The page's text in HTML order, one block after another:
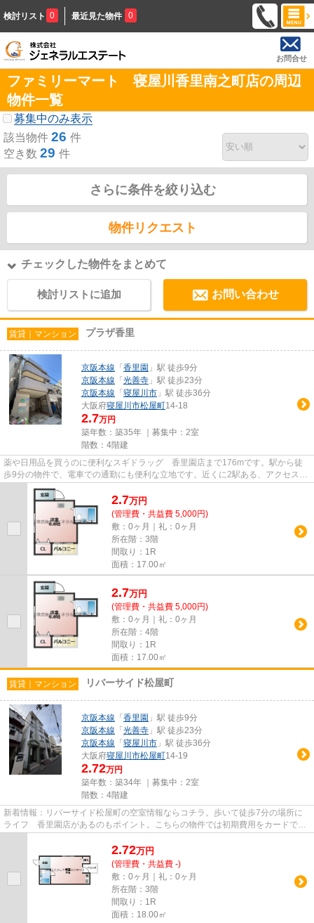
検討リスト 0 最近見た物件 0
お問合せ
ファミリーマート 寝屋川香里南之町店の周辺
物件一覧
募集中のみ表示
該当物件 26 件
空き数 29 件
さらに条件を絞り込む
物件リクエスト
チェックした物件をまとめて
検討リストに追加 お問い合わせ
賃貸｜マンション プラザ香里
京阪本線 「 香里園 」駅 徒歩9分
京阪本線 「 光善寺 」駅 徒歩23分
京阪本線 「 寝屋川市 」駅 徒歩36分
大阪府寝屋川市松屋町14-18
2.7万円
築年数：築35年 ｜募集中： 2室
階数：4階建
薬や日用品を買うのに便利なスギドラッグ 香里園店まで176mです。駅から徒
歩9分の物件で、電車での通勤にも便利な立地です。近くに2駅ある、アクセスが
良い物件です。こちらの物件は...
2.7万円
(管理費・共益費 5,000円)
敷：0ヶ月｜礼：0ヶ月
所在階：3階
間取り：1R
面積：17.00㎡
2.7万円
(管理費・共益費 5,000円)
敷：0ヶ月｜礼：0ヶ月
所在階：4階
間取り：1R
面積：17.00㎡
賃貸｜マンション リバーサイド松屋町
京阪本線 「 香里園 」駅 徒歩9分
京阪本線 「 光善寺 」駅 徒歩23分
京阪本線 「 寝屋川市 」駅 徒歩36分
大阪府寝屋川市松屋町14-19
2.72万円
築年数：築34年 ｜募集中： 2室
階数：4階建
新着情報：リバーサイド松屋町の空室情報ならコチラ。歩いて徒歩7分の場所に
ライフ 香里園店があるのもポイント。こちらの物件では初期費用をカードでお
2.72万円
(管理費・共益費 -)
敷：0ヶ月｜礼：0ヶ月
所在階：3階
間取り：1R
面積：18.00㎡